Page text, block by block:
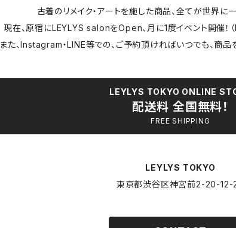
古着のリメイク・アートを施した商品、全てが世界に
現在、原宿にLEYLYS salonをOpen、月に1度イベント開催！
また、Instagram・LINE等での、ご予約頂ければいつでも、商品
LEYLYS TOKYO ONLINE
配送料 全国無料！
FREE SHIPPING
LEYLYS TOKYO
東京都渋谷区神宮前2-20-12-